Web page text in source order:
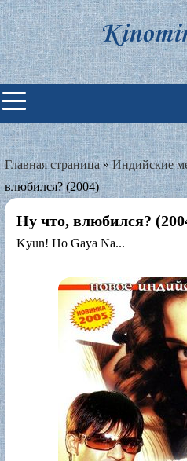
Skip
to
content
Индийские
Главная страница»Индийские
влюбился? (2004)
Ну что, влюбился?
Kyun! Ho Gaya Na...